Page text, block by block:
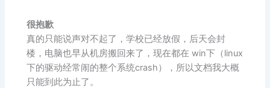
很抱歉
真的只能说声对不起了，学校已经放假，后天会封
楼，电脑也早从机房搬回来了，现在都在 win下（linux
下的驱动经常闹的整个系统crash），所以文档我大概
只能到此为止了。